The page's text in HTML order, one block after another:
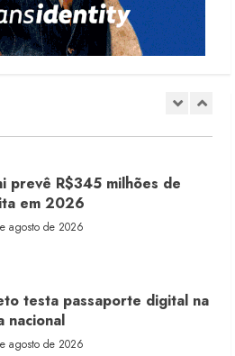
agosto de 2026
prevê R$345 milhões de
em 2026
agosto de 2026
testa passaporte digital na
nacional
agosto de 2026